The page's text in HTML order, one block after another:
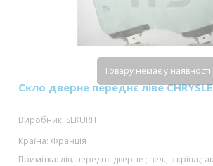
Скло дверне переднє ліве
Виробник: SEKURIT
Країна: Франція
Примітка: лів. переднє дверне ; зел.; з кріпл.;
Товару немає у наявності